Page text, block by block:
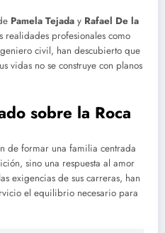
Pamela Tejada y Rafael De la
realidades profesionales como
civil, han descubierto que
vidas no se construye con planos
sobre la Roca
de formar una familia centrada
sino una respuesta al amor
exigencias de sus carreras, han
el equilibrio necesario para